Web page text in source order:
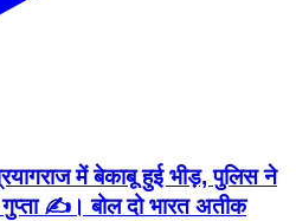
में बेकाबू हुई भीड़, पुलिस ने
✍️। बोल दो भारत अतीक